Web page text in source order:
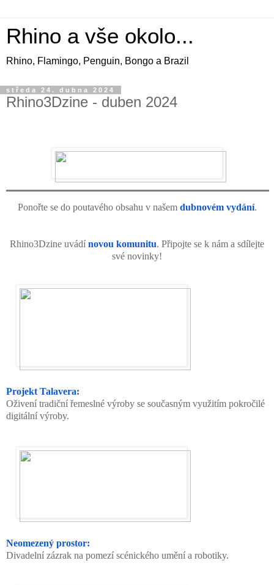
Rhino a vše okolo...
Rhino, Flamingo, Penguin, Bongo a Brazil
středa 24. dubna 2024
Rhino3Dzine - duben 2024
Ponořte se do poutavého obsahu v našem dubnovém vydání.
Rhino3Dzine uvádí novou komunitu. Připojte se k nám a sdílejte
své novinky!
Projekt Talavera:
Oživení tradiční řemeslné výroby se současným využitím pokročilé
digitální výroby.
Neomezený prostor:
Divadelní zázrak na pomezí scénického umění a robotiky.